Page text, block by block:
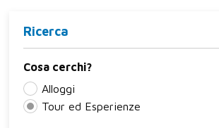
Ricerca
Cosa cerchi?
Alloggi
Tour ed Esperienze